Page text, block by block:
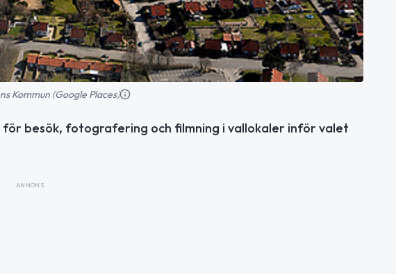
Kommun (Google Places)
besök, fotografering och filmning i vallokaler inför valet
ANNONS